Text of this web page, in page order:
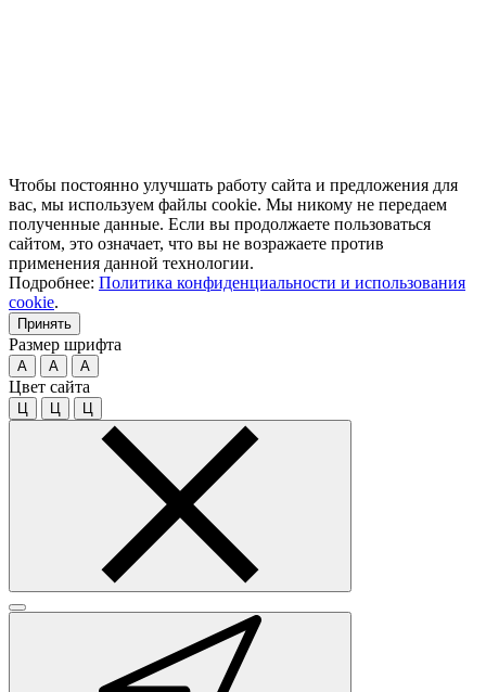
Чтобы постоянно улучшать работу сайта и предложения для
вас, мы используем файлы cookie. Мы никому не передаем
полученные данные. Если вы продолжаете пользоваться
сайтом, это означает, что вы не возражаете против
применения данной технологии.
Подробнее: Политика конфиденциальности и использования
cookie.
Принять
Размер шрифта
A A A
Цвет сайта
Ц Ц Ц